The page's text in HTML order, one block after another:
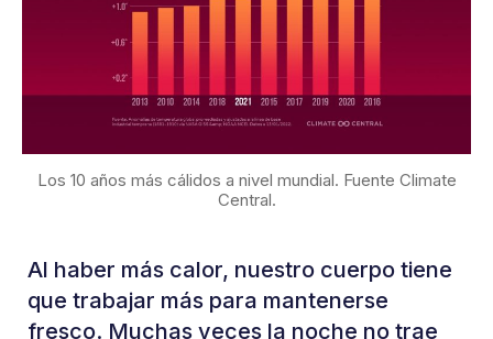
Los 10 años más cálidos a nivel mundial. Fuente Climate
Central.
Al haber más calor, nuestro cuerpo tiene
que trabajar más para mantenerse
fresco. Muchas veces la noche no trae